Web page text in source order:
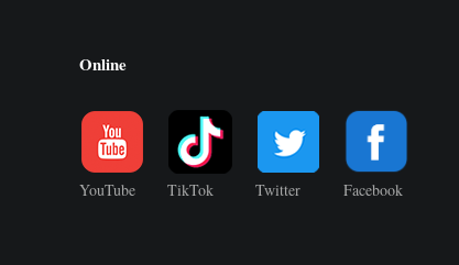
Online
YouTube TikTok Twitter Facebook